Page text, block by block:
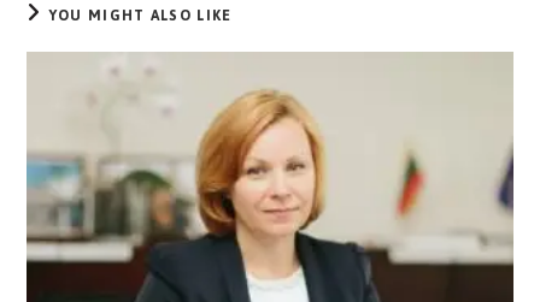
YOU MIGHT ALSO LIKE